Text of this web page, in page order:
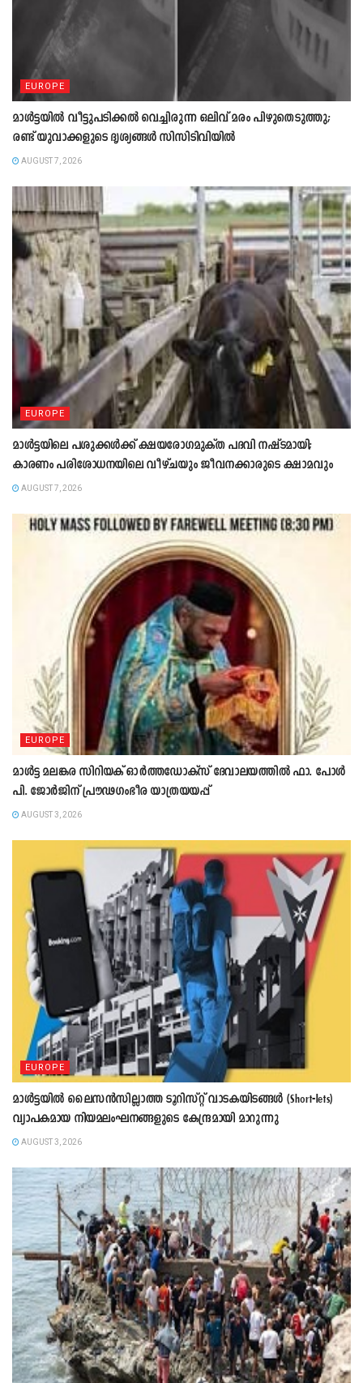
EUROPE
മാൾട്ടയിൽ വീട്ടുപടിക്കൽ വെച്ചിരുന്ന ഒലിവ് മരം പിഴുതെടുത്തു;
രണ്ട് യുവാക്കളുടെ ദൃശ്യങ്ങൾ സിസിടിവിയിൽ
AUGUST 7, 2026
EUROPE
മാൾട്ടയിലെ പശുക്കൾക്ക് ക്ഷയരോഗമുക്ത പദവി നഷ്ടമായി;
കാരണം പരിശോധനയിലെ വീഴ്ചയും ജീവനക്കാരുടെ ക്ഷാമവും
AUGUST 7, 2026
EUROPE
മാൾട്ട മലങ്കര സിറിയക് ഓർത്തഡോക്സ് ദേവാലയത്തിൽ ഫാ. പോൾ
പി. ജോർജിന് പ്രൗഢഗംഭീര യാത്രയയപ്പ്
AUGUST 3, 2026
EUROPE
മാൾട്ടയിൽ ലൈസൻസില്ലാത്ത ടൂറിസ്റ്റ് വാടകയിടങ്ങൾ (Short-lets)
വ്യാപകമായ നിയമലംഘനങ്ങളുടെ കേന്ദ്രമായി മാറുന്നു
AUGUST 3, 2026